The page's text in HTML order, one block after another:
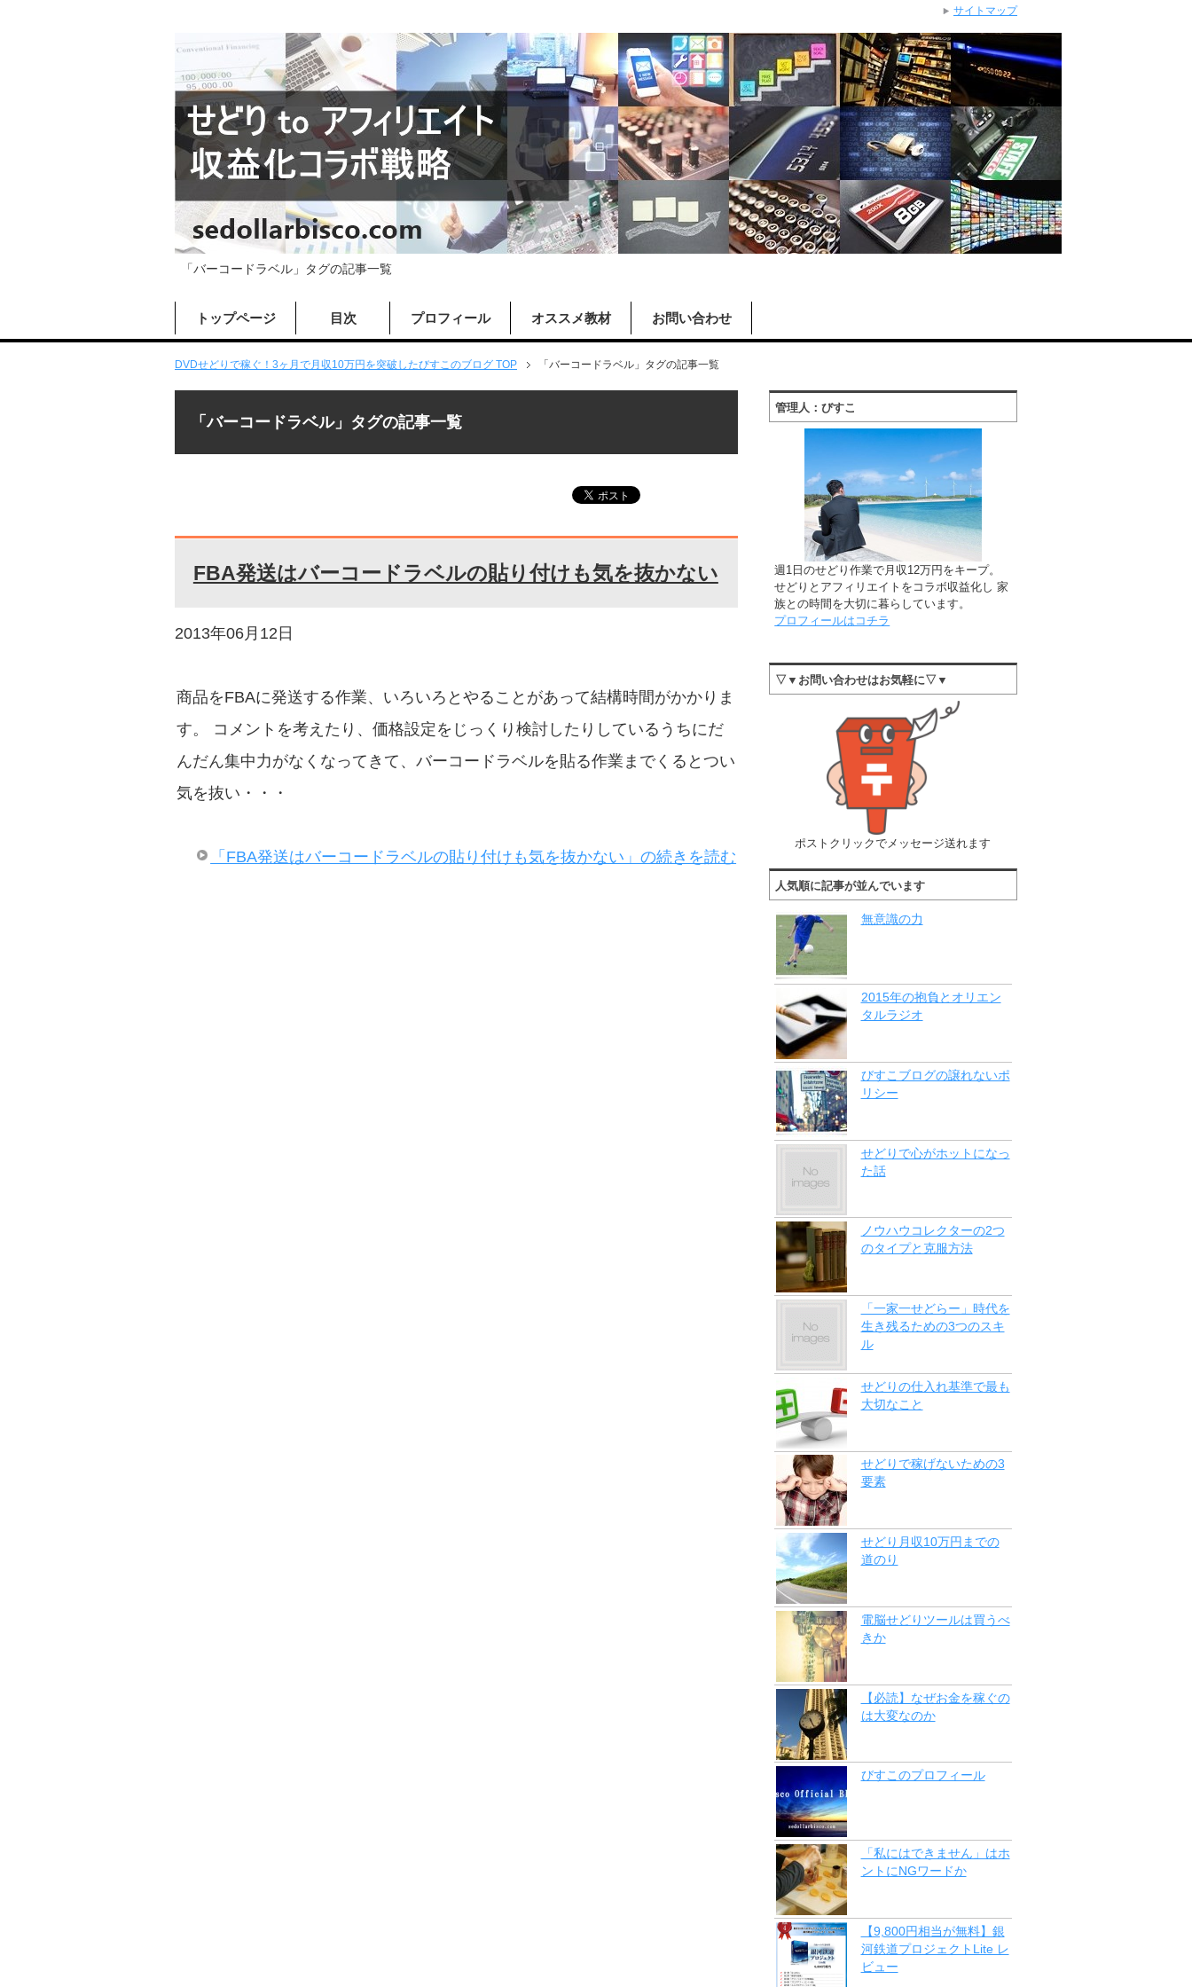
「バーコードラベル」タグの記事一覧
トップページ 目次 プロフィール オススメ教材 お問い合わせ
DVDせどりで稼ぐ！3ヶ月で月収10万円を突破したびすこのブログ TOP 「バーコードラベル」タグの記事一覧
「バーコードラベル」タグの記事一覧
FBA発送はバーコードラベルの貼り付けも気を抜かない
2013年06月12日
商品をFBAに発送する作業、いろいろとやることがあって結構時間がかかりま
す。 コメントを考えたり、価格設定をじっくり検討したりしているうちにだ
んだん集中力がなくなってきて、バーコードラベルを貼る作業までくるとつい
気を抜い・・・
「FBA発送はバーコードラベルの貼り付けも気を抜かない」の続きを読む
管理人：びすこ
週1日のせどり作業で月収12万円をキープ。
せどりとアフィリエイトをコラボ収益化し 家
族との時間を大切に暮らしています。
プロフィールはコチラ
▽▼お問い合わせはお気軽に▽▼
ポストクリックでメッセージ送れます
人気順に記事が並んでいます
無意識の力
2015年の抱負とオリエン
タルラジオ
びすこブログの譲れないポ
リシー
せどりで心がホットになっ
た話
ノウハウコレクターの2つ
のタイプと克服方法
「一家一せどらー」時代を
生き残るための3つのスキ
ル
せどりの仕入れ基準で最も
大切なこと
せどりで稼げないための3
要素
せどり月収10万円までの
道のり
電脳せどりツールは買うべ
きか
【必読】なぜお金を稼ぐの
は大変なのか
びすこのプロフィール
「私にはできません」はホ
ントにNGワードか
【9,800円相当が無料】銀
河鉄道プロジェクトLite レ
ビュー
サイトマップ